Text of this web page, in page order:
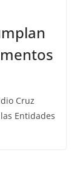
Cruz
Entidades